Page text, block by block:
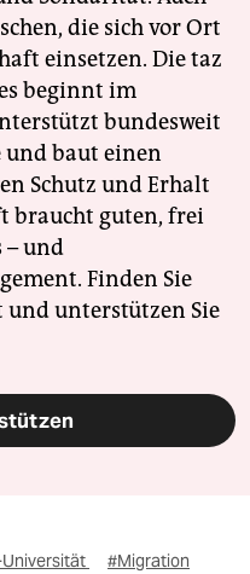
die sich vor Ort
einsetzen. Die taz
beginnt im
bundesweit
baut einen
Schutz und Erhalt
braucht guten, frei
– und
Finden Sie
und unterstützen Sie
#Migration